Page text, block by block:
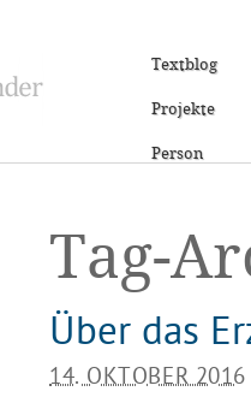
Textblog
Projekte
Person
Tag-
Über das
14. OKTOBER 2016